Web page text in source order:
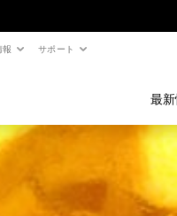
サポート
最